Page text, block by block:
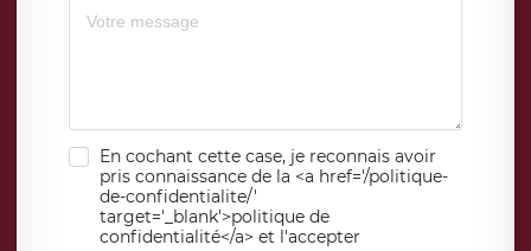
En cochant cette case, je reconnais avoir
pris connaissance de la <a href='/politique-
de-confidentialite/'
target='_blank'>politique de
confidentialité</a> et l'accepter